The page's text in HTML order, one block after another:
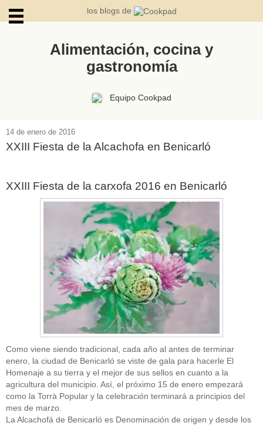
los blogs de
Alimentación, cocina y
gastronomía
Equipo Cookpad
14 de enero de 2016
XXIII Fiesta de la Alcachofa en Benicarló
XXIII Fiesta de la carxofa 2016 en Benicarló
Como viene siendo tradicional, cada año al antes de terminar
enero, la ciudad de Benicarló se viste de gala para hacerle El
Homenaje a su tierra y el mejor de sus sellos en cuanto a la
agricultura del municipio. Así, el próximo 15 de enero empezará
como la Torrà Popular y la celebración terminará a principios del
mes de marzo.
La Alcachofá de Benicarló es Denominación de origen y desde los